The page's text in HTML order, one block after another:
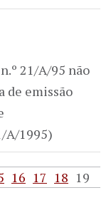
21/A/95 não
de emissão
A/1995)
16 17 18 19